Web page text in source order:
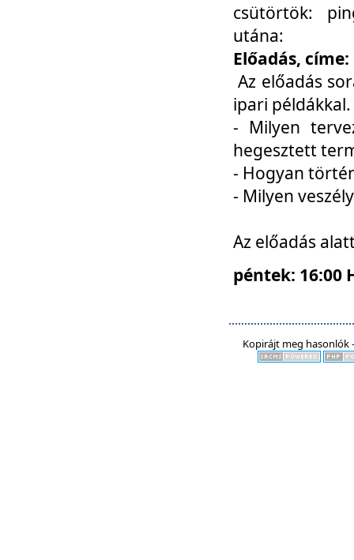
csütörtök:
utána:
Előadás,
Az előadás
ipari
- Milyen
hegesztett
- Hogyan
- Milyen
Az előadás
péntek: 16:00
Kopirájt meg hasonlók